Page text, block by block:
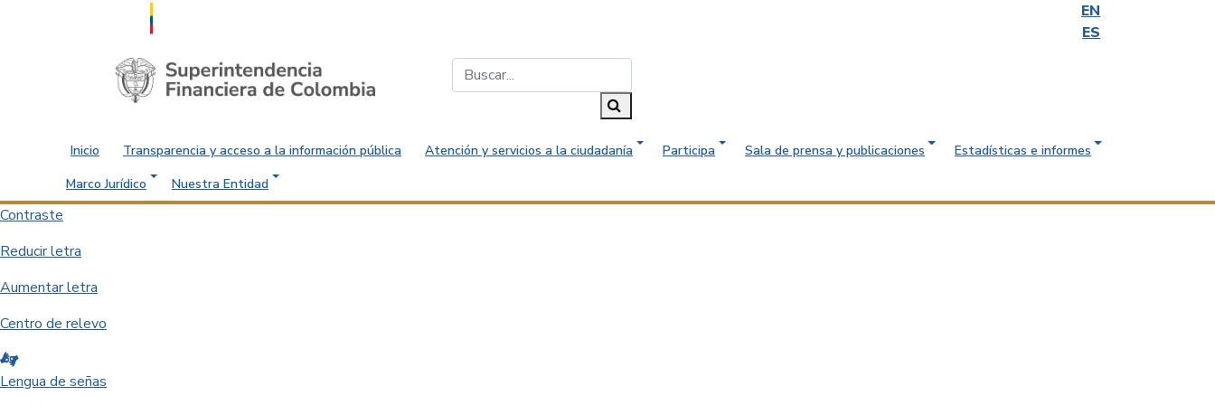
EN
ES
Saltar al contenido principal
Inicio Transparencia y acceso a la información pública Atención y servicios a la ciudadanía Participa Sala de prensa y publicaciones
Estadísticas e informes
Marco Jurídico
Nuestra Entidad
Contraste
Reducir letra
Aumentar letra
Centro de relevo
Lengua de señas